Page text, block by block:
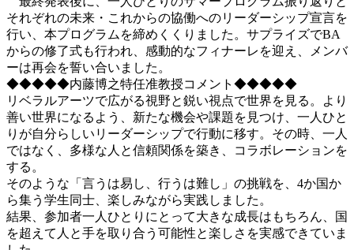
それぞれの未来・これからの協働へのリーダーシップ宣言を
行い、本プログラムを締めくくりました。サプライズでBA
からの修了式も行われ、感動的なフィナーレを迎え、メンバ
ーは再会を誓い合いました。
◆◆◆◆◆内藤博之特任准教授コメント◆◆◆◆◆
リベラルアーツで広がる視野と鋭い視点で世界を見る。より
善い世界になるよう、新たな機会や課題を見つけ、一人ひと
りが自分らしいリーダーシップで行動に移す。その時、一人
ではなく、多様な人と信頼関係を築き、コラボレーションを
する。
そのような「言うは易し、行うは難し」の挑戦を、4か国か
ら集う学生同士、楽しみながら実践しました。
結果、参加者一人ひとりにとって大きな成長はもちろん、国
を超えて人と手を取り合う可能性と楽しさを実感できていま